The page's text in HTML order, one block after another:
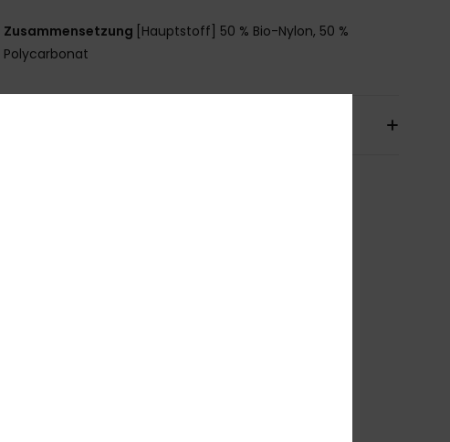
Zusammensetzung [Hauptstoff] 50 % Bio-Nylon, 50 %
Polycarbonat